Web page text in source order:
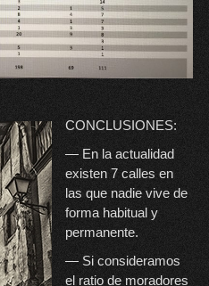
CONCLUSIONES:
— En la actualidad
existen 7 calles en
las que nadie vive de
forma habitual y
permanente.
— Si consideramos
el ratio de moradores